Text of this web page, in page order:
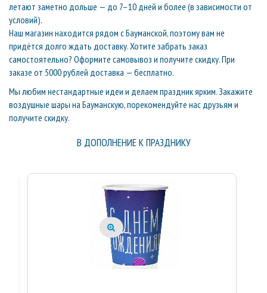
летают заметно дольше — до 7–10 дней и более (в зависимости от
условий).
Наш магазин находится рядом с Бауманской, поэтому вам не
придётся долго ждать доставку. Хотите забрать заказ
самостоятельно? Оформите самовывоз и получите скидку. При
заказе от 5000 рублей доставка — бесплатно.
Мы любим нестандартные идеи и делаем праздник ярким. Закажите
воздушные шары на Бауманскую, порекомендуйте нас друзьям и
получите скидку.
В ДОПОЛНЕНИЕ К ПРАЗДНИКУ